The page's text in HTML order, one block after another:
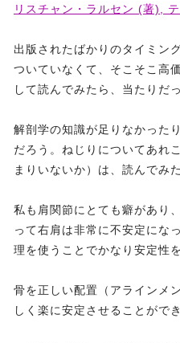
リスチャン・ラルセン (著),
出版されたばかりのタイミン
ついていなくて、そこそこ高
して読んでみたら、当たりだっ
解剖学の知識が足りなかった
だろう。ねじりについてあれ
まりいないか）は、読んでみ
私も肩関節にとても癖があり
って右肩は非常に不安定にな
理を使うことでかなり安定性
骨を正しい配置（アラインメ
しく楽に安定させることができ